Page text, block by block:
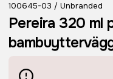
100645-03 / Unbranded
Pereira 320 ml